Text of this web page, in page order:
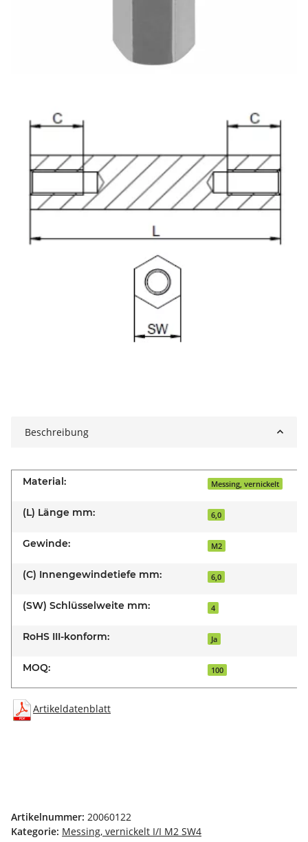
Beschreibung
Material: Messing, vernickelt
(L) Länge mm: 6,0
Gewinde: M2
(C) Innengewindetiefe mm: 6,0
(SW) Schlüsselweite mm: 4
RoHS III-konform: Ja
MOQ: 100
Artikeldatenblatt
Artikelnummer: 20060122
Kategorie: Messing, vernickelt I/I M2 SW4